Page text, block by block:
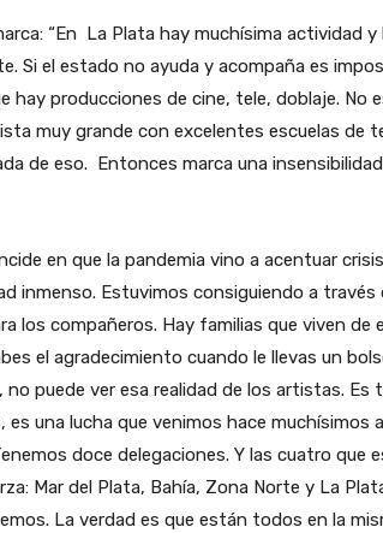
“En La Plata hay muchísima actividad
Si el estado no ayuda y acompaña es
hay producciones de cine, tele, doblaje. No
muy grande con excelentes escuelas de
de eso. Entonces marca una
en que la pandemia vino a acentuar
inmenso. Estuvimos consiguiendo a
los compañeros. Hay familias que viven
el agradecimiento cuando le llevas un
no puede ver esa realidad de los artistas.
es una lucha que venimos hace muchísimos
doce delegaciones. Y las cuatro
Mar del Plata, Bahía, Zona Norte y La
La verdad es que están todos en la